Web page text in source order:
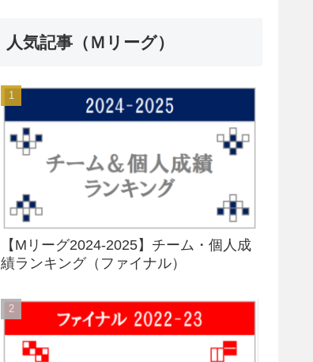
人気記事（Ｍリーグ）
【Mリーグ2024-2025】チーム・個人成
績ランキング（ファイナル）